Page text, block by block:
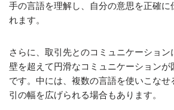
手の言語を理解し、自分の意思を正確に
れます。
さらに、取引先とのコミュニケーショ
壁を超えて円滑なコミュニケーションが
です。中には、複数の言語を使いこなせ
引の幅を広げられる場合もあります。